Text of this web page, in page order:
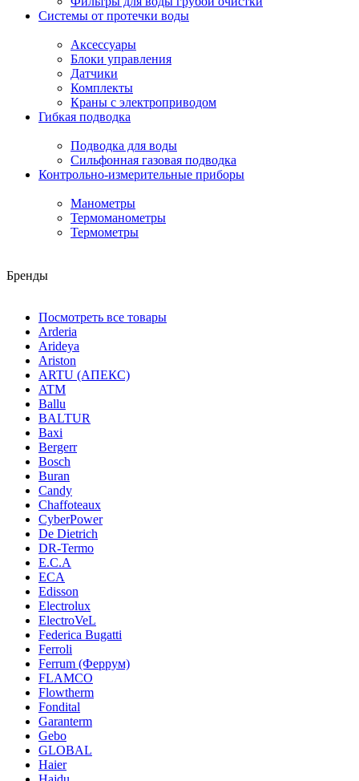
Системы от протечки воды
Аксессуары
Блоки управления
Датчики
Комплекты
Краны с электроприводом
Гибкая подводка
Подводка для воды
Сильфонная газовая подводка
Контрольно-измерительные приборы
Манометры
Термоманометры
Термометры
Бренды
Посмотреть все товары
Arderia
Arideya
Ariston
ARTU (АПЕКС)
ATM
Ballu
BALTUR
Baxi
Bergerr
Bosch
Buran
Candy
Chaffoteaux
CyberPower
De Dietrich
DR-Termo
E.C.A
ECA
Edisson
Electrolux
ElectroVeL
Federica Bugatti
Ferroli
Ferrum (Феррум)
FLAMCO
Flowtherm
Fondital
Garanterm
Gebo
GLOBAL
Haier